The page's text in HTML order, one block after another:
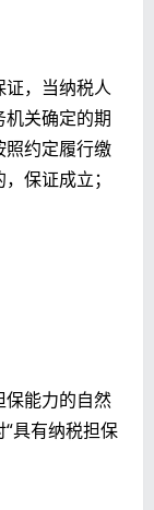
，当纳税人
关确定的期
照约定履行缴
保证成立；
保能力的自然
具有纳税担保